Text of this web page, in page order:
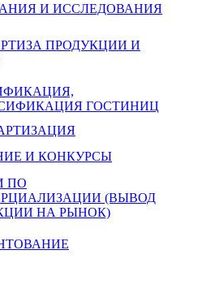
И ИССЛЕДОВАНИЯ
ПРОДУКЦИИ И
ГОСТИНИЦ
И КОНКУРСЫ
ПО
(ВЫВОД
НА РЫНОК)